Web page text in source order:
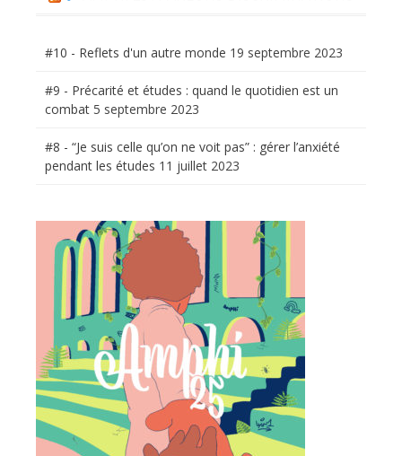
#10 - Reflets d'un autre monde 19 septembre 2023
#9 - Précarité et études : quand le quotidien est un
combat 5 septembre 2023
#8 - “Je suis celle qu’on ne voit pas” : gérer l’anxiété
pendant les études 11 juillet 2023